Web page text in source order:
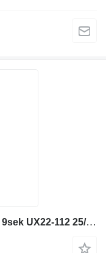
Гидрораспределитель TOSHIBA 9sek UX22-112 25/221159 для экскаватора JCB JS160W